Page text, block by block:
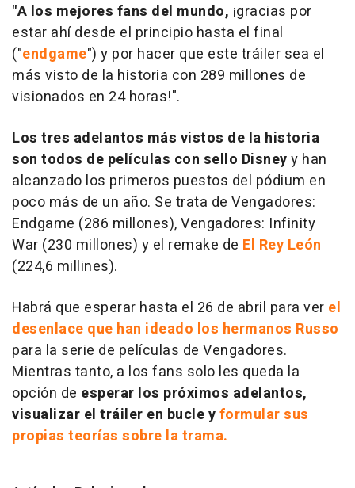
"A los mejores fans del mundo, ¡gracias por
estar ahí desde el principio hasta el final
("endgame") y por hacer que este tráiler sea el
más visto de la historia con 289 millones de
visionados en 24 horas!".
Los tres adelantos más vistos de la historia
son todos de películas con sello Disneyy han
alcanzado los primeros puestos del pódium en
poco más de un año. Se trata de Vengadores:
Endgame (286 millones),Vengadores: Infinity
War (230 millones) y el remake de El Rey León
(224,6 millines).
Habrá que esperar hasta el 26 de abril para ver el
desenlace que han ideado los hermanos Russo
para la serie de películas de Vengadores.
Mientras tanto, a los fans solo les queda la
opción de esperar los próximos adelantos,
visualizar el tráiler en bucle yformular sus
propias teorías sobre la trama.